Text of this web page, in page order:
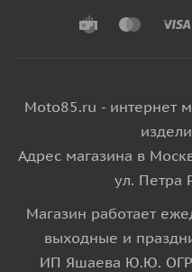
Moto85.ru - интернет
Адрес магазина в
ул. Петра
Магазин работает
выходные и
ИП Яшаева Ю.Ю.